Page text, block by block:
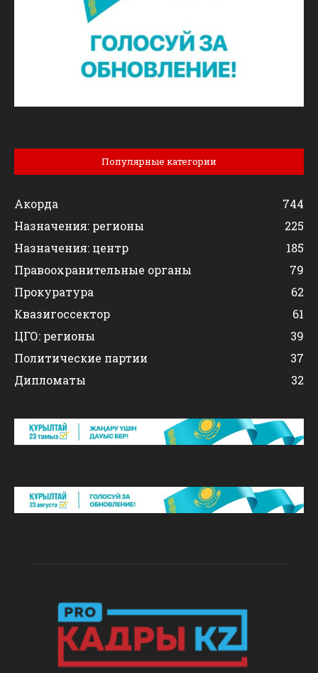
Популярные категории
Акорда
744
Назначения: регионы
225
Назначения: центр
185
Правоохранительные органы
79
Прокуратура
62
Квазигоссектор
61
ЦГО: регионы
39
Политические партии
37
Дипломаты
32